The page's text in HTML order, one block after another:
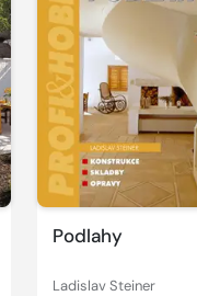
Podlahy
Ladislav Steiner